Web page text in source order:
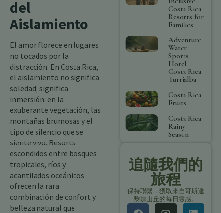
del
Aislamiento
El amor florece en lugares
no tocados por la
distracción. En Costa Rica,
el aislamiento no significa
soledad; significa
inmersión: en la
exuberante vegetación, las
montañas brumosas y el
tipo de silencio que se
siente vivo. Resorts
escondidos entre bosques
tropicales, ríos y
acantilados oceánicos
ofrecen la rara
combinación de confort y
belleza natural que
Costa Rica
Resorts for
Families
Adventure
Water
Sports
Hotel
Costa Rica
Turrialba
Costa Rica
Fruits
Costa Rica
Rainy
Season
追隨我們的
旅程
保持聯繫，獲取來自哥斯達
黎加山丘的每日靈感。